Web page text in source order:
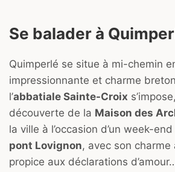
Se balader à
Quimperlé se situe à mi-chemin
impressionnante et charme
l’abbatiale Sainte-Croix
découverte de la Maison des
la ville à l’occasion d’un week-
pont Lovignon, avec son charme
propice aux déclarations